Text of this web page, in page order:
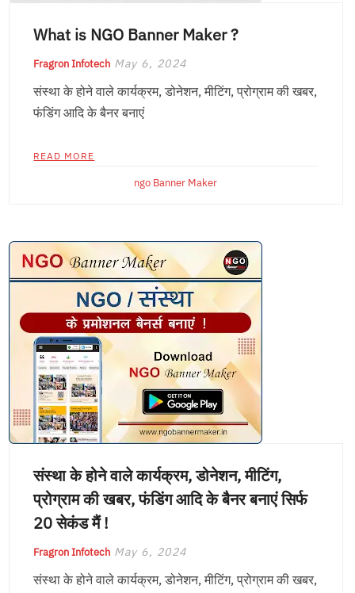
What is NGO Banner Maker ?
Fragron Infotech May 6, 2024
संस्था के होने वाले कार्यक्रम, डोनेशन, मीटिंग, प्रोग्राम की खबर,
फंडिंग आदि के बैनर बनाएं
READ MORE
ngo Banner Maker
संस्था के होने वाले कार्यक्रम, डोनेशन, मीटिंग,
प्रोग्राम की खबर, फंडिंग आदि के बैनर बनाएं सिर्फ
20 सेकंड मैं !
Fragron Infotech May 6, 2024
संस्था के होने वाले कार्यक्रम, डोनेशन, मीटिंग, प्रोग्राम की खबर,